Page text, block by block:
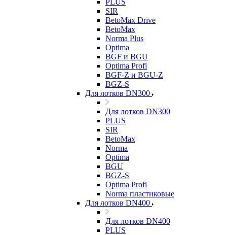
PLUS
SIR
BetoMax Drive
BetoMax
Norma Plus
Optima
BGF и BGU
Optima Profi
BGF-Z и BGU-Z
BGZ-S
Для лотков DN300
Для лотков DN300
PLUS
SIR
BetoMax
Norma
Optima
BGU
BGZ-S
Optima Profi
Norma пластиковые
Для лотков DN400
Для лотков DN400
PLUS